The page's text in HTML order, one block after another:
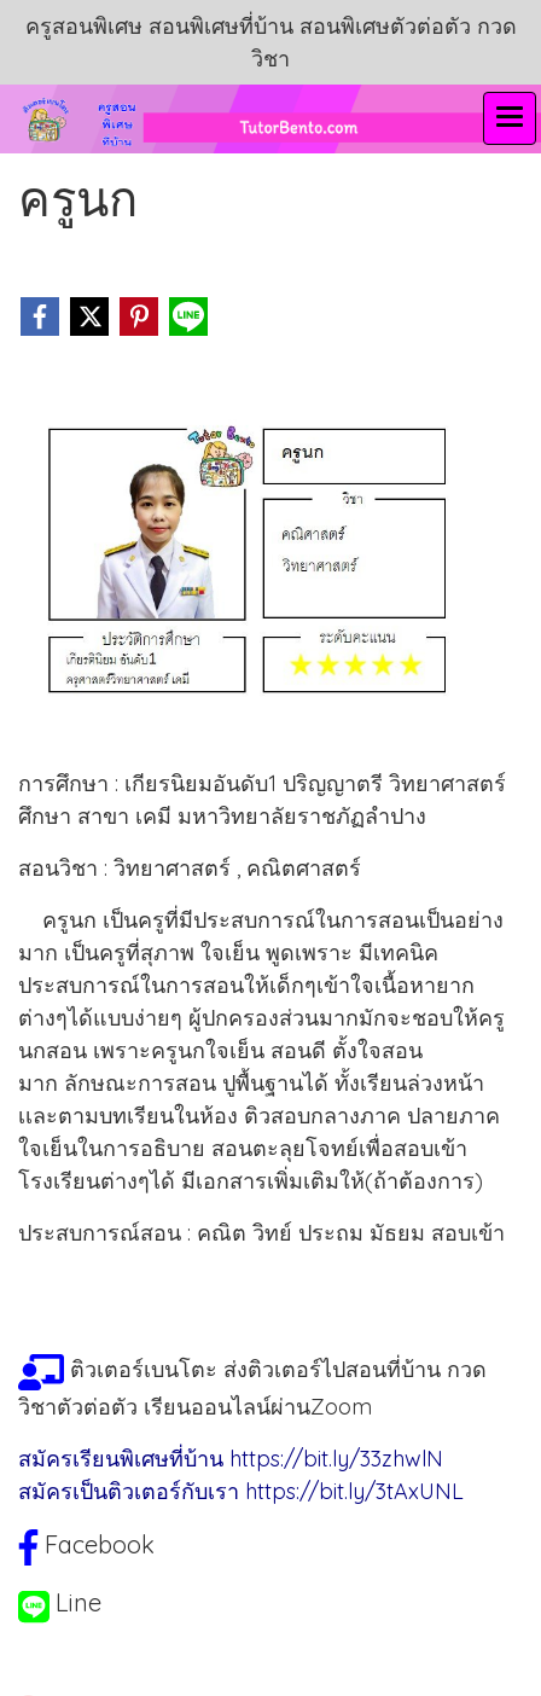
ครูสอนพิเศษ สอนพิเศษที่บ้าน สอนพิเศษตัวต่อตัว กวด
วิชา
ครูนก
การศึกษา : เกียรนิยมอันดับ1 ปริญญาตรี วิทยาศาสตร์
ศึกษา สาขา เคมี มหาวิทยาลัยราชภัฏลำปาง
สอนวิชา : วิทยาศาสตร์ , คณิตศาสตร์
ครูนก เป็นครูที่มีประสบการณ์ในการสอนเป็นอย่าง
มาก เป็นครูที่สุภาพ ใจเย็น พูดเพราะ มีเทคนิค
ประสบการณ์ในการสอนให้เด็กๆเข้าใจเนื้อหายาก
ต่างๆได้แบบง่ายๆ ผู้ปกครองส่วนมากมักจะชอบให้ครู
นกสอน เพราะครูนกใจเย็น สอนดี ตั้งใจสอน
มาก ลักษณะการสอน ปูพื้นฐานได้ ทั้งเรียนล่วงหน้า
เเละตามบทเรียนในห้อง ติวสอบกลางภาค ปลายภาค
ใจเย็นในการอธิบาย สอนตะลุยโจทย์เพื่อสอบเข้า
โรงเรียนต่างๆได้ มีเอกสารเพิ่มเติมให้(ถ้าต้องการ)
ประสบการณ์สอน : คณิต วิทย์ ประถม มัธยม สอบเข้า
ติวเตอร์เบนโตะ ส่งติวเตอร์ไปสอนที่บ้าน กวด
วิชาตัวต่อตัว เรียนออนไลน์ผ่านZoom
สมัครเรียนพิเศษที่บ้าน https://bit.ly/33zhwlN
สมัครเป็นติวเตอร์กับเรา https://bit.ly/3tAxUNL
Facebook
Line